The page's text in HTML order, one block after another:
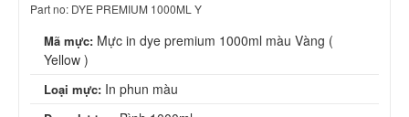
Part no: DYE PREMIUM 1000ML Y
Mã mực: Mực in dye premium 1000ml màu Vàng (
Yellow )
Loại mực: In phun màu